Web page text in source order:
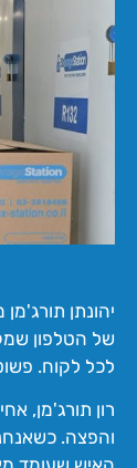
יהונתן
של הטלפון
לכל לקוח.
רון תורג'מן,